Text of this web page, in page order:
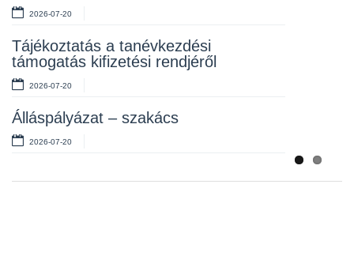
2026-07-20
Tájékoztatás a tanévkezdési
támogatás kifizetési rendjéről
2026-07-20
Álláspályázat – szakács
2026-07-20
Álláspályázat – takarító
2026-07-06